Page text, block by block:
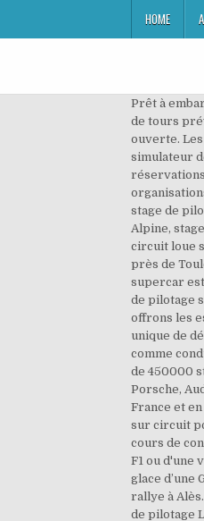
HOME
Prêt à embarquer dans une voiture sportive et à parcourir à toute vitesse les circuits ? en passager vous prendrez le volant de la (les) voiture(s) pour le nombre de tours prévu dans votre stage de pilotage. Avec Elite Racing, réalisez un rêve en prenant le volant d'une voiture de sport sur circuit automobile ou sur route ouverte. Les techniques de pilotage sur circuit - Conseils pour vos stages de pilotage et Trackdays Avant de prendre le volant, rien ne vaut un peu de théorie ! Si le simulateur de racing est si performant, c’est grâce à des atouts technologiques de pointes : Vérins, siège baquet au service de vos sensations. Pour vos réservations, programmes et horaires de vos journées de baptême ou de stages, vous devez vous adresser directement